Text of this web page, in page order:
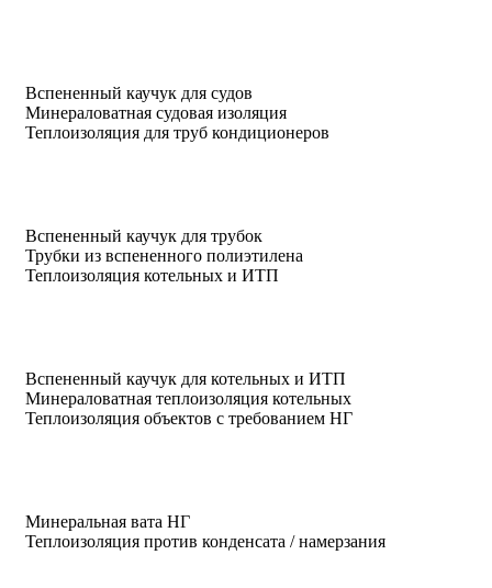
Вспененный каучук для судов
Минераловатная судовая изоляция
Теплоизоляция для труб кондиционеров
Вспененный каучук для трубок
Трубки из вспененного полиэтилена
Теплоизоляция котельных и ИТП
Вспененный каучук для котельных и ИТП
Минераловатная теплоизоляция котельных
Теплоизоляция объектов с требованием НГ
Минеральная вата НГ
Теплоизоляция против конденсата / намерзания